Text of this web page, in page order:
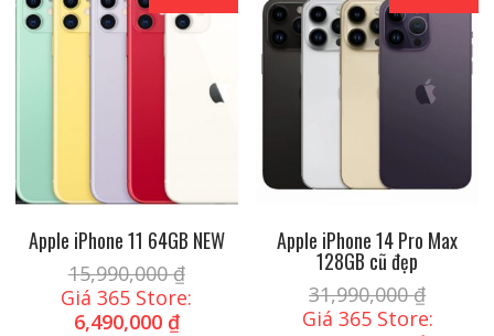
Apple iPhone 11 64GB NEW
15,990,000₫
Giá 365 Store:
6,490,000 ₫
Apple iPhone 14 Pro Max
128GB cũ đẹp
31,990,000₫
Giá 365 Store: